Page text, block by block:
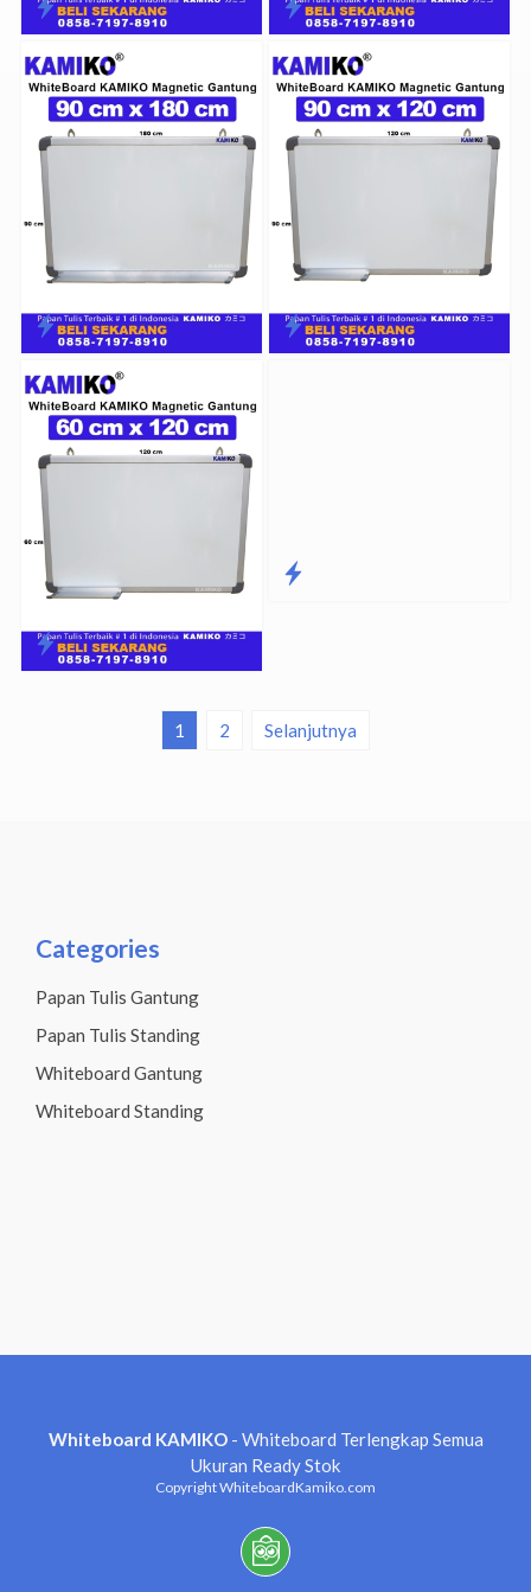
1 2 Selanjutnya
Categories
Papan Tulis Gantung
Papan Tulis Standing
Whiteboard Gantung
Whiteboard Standing
Whiteboard KAMIKO- Whiteboard Terlengkap Semua
Ukuran Ready Stok
Copyright WhiteboardKamiko.com